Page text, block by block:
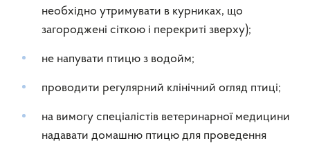
необхідно утримувати в курниках, що
загороджені сіткою і перекриті зверху);
не напувати птицю з водойм;
проводити регулярний клінічний огляд птиці;
на вимогу спеціалістів ветеринарної медицини
надавати домашню птицю для проведення